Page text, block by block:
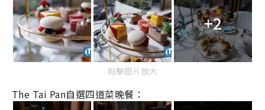
+2
點擊圖片放大
The Tai Pan自選四道菜晚餐：